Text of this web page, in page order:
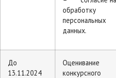
обработку
персональных
данных.
До
13.11.2024
Оценивание
конкурсного